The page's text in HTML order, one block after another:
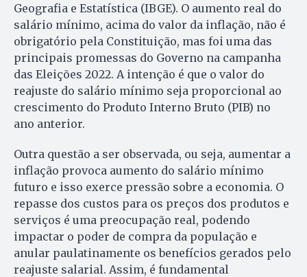
Geografia e Estatística (IBGE). O aumento real do
salário mínimo, acima do valor da inflação, não é
obrigatório pela Constituição, mas foi uma das
principais promessas do Governo na campanha
das Eleições 2022. A intenção é que o valor do
reajuste do salário mínimo seja proporcional ao
crescimento do Produto Interno Bruto (PIB) no
ano anterior.
Outra questão a ser observada, ou seja, aumentar a
inflação provoca aumento do salário mínimo
futuro e isso exerce pressão sobre a economia. O
repasse dos custos para os preços dos produtos e
serviços é uma preocupação real, podendo
impactar o poder de compra da população e
anular paulatinamente os benefícios gerados pelo
reajuste salarial. Assim, é fundamental